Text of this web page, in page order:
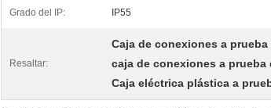
Grado del IP: IP55
Resaltar:
Caja de conexiones a
caja de conexiones a prueba
Caja eléctrica plástica a